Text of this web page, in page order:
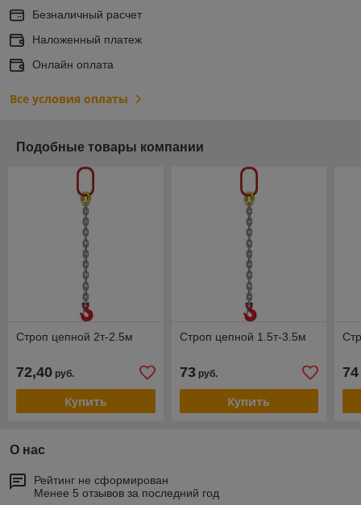
Безналичный расчет
Наложенный платеж
Онлайн оплата
Все условия оплаты
Подобные товары компании
Строп цепной 2т-2.5м
72,40 руб.
Купить
Строп цепной 1.5т-3.5м
73руб.
Купить
74
О нас
Рейтинг не сформирован
Менее 5 отзывов за последний год